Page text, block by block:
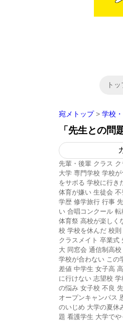
ト
宛メトップ > 学校
「先生との問
先輩・後輩 クラス ク
大学 専門学校 学校が
をサボる 学校に行き
体育が嫌い 生徒会 不
学歴 修学旅行 行事
い 合唱コンクール 転
体育祭 高校が楽しく
校 学校を休んだ 校則
クラスメイト 卒業式
大 同窓会 通信制高校
学校が合わない この
差値 中学生 女子高
に行けない 志望校 学
の悩み 女子校 不良
オープンキャンパス
のいじめ 大学の夏休
題 看護学生 大学で